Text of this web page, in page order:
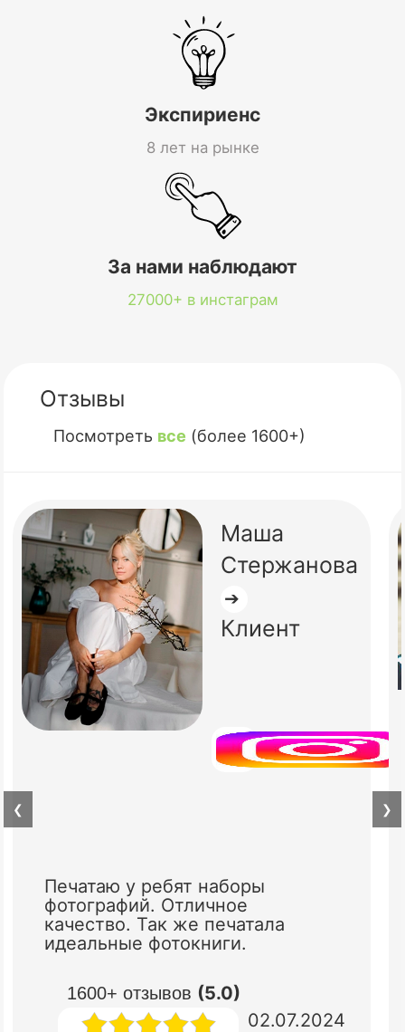
Экспириенс
8 лет на рынке
За нами наблюдают
27000+ в инстаграм
Отзывы
Посмотреть все (более 1600+)
Маша
Стержанова
➔
Клиент
1600+ отзывов (5.0)
Печатаю у ребят наборы
фотографий. Отличное
качество. Так же печатала
идеальные фотокниги.
02.07.2024
❮ ❯